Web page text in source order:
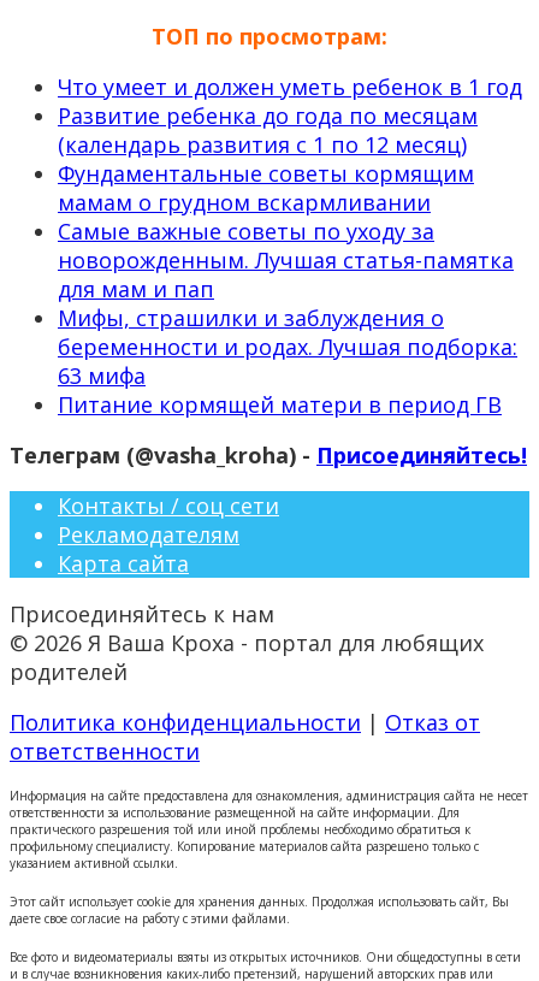
ТОП по просмотрам:
Что умеет и должен уметь ребенок в 1 год
Развитие ребенка до года по месяцам
(календарь развития с 1 по 12 месяц)
Фундаментальные советы кормящим
мамам о грудном вскармливании
Самые важные советы по уходу за
новорожденным. Лучшая статья-памятка
для мам и пап
Мифы, страшилки и заблуждения о
беременности и родах. Лучшая подборка:
63 мифа
Питание кормящей матери в период ГВ
Телеграм (@vasha_kroha) - Присоединяйтесь!
Контакты / соц сети
Рекламодателям
Карта сайта
Присоединяйтесь к нам
© 2026 Я Ваша Кроха - портал для любящих
родителей
Политика конфиденциальности | Отказ от
ответственности
Информация на сайте предоставлена для ознакомления, администрация сайта не несет
ответственности за использование размещенной на сайте информации. Для
практического разрешения той или иной проблемы необходимо обратиться к
профильному специалисту. Копирование материалов сайта разрешено только с
указанием активной ссылки.
Этот сайт использует cookie для хранения данных. Продолжая использовать сайт, Вы
даете свое согласие на работу с этими файлами.
Все фото и видеоматериалы взяты из открытых источников. Они общедоступны в сети
и в случае возникновения каких-либо претензий, нарушений авторских прав или